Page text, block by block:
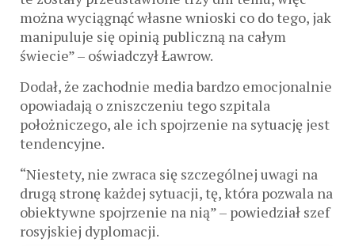
można wyciągnąć własne wnioski co do tego, jak
manipuluje się opinią publiczną na całym
świecie” – oświadczył Ławrow.
Dodał, że zachodnie media bardzo emocjonalnie
opowiadają o zniszczeniu tego szpitala
położniczego, ale ich spojrzenie na sytuację jest
tendencyjne.
“Niestety, nie zwraca się szczególnej uwagi na
drugą stronę każdej sytuacji, tę, która pozwala na
obiektywne spojrzenie na nią” – powiedział szef
rosyjskiej dyplomacji.